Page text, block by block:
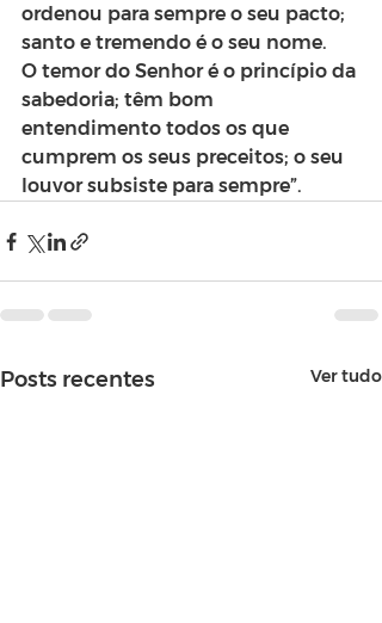
ordenou para sempre o seu pacto;
santo e tremendo é o seu nome.
O temor do Senhor é o princípio da
sabedoria; têm bom
entendimento todos os que
cumprem os seus preceitos; o seu
louvor subsiste para sempre”.
Posts recentes Ver tudo